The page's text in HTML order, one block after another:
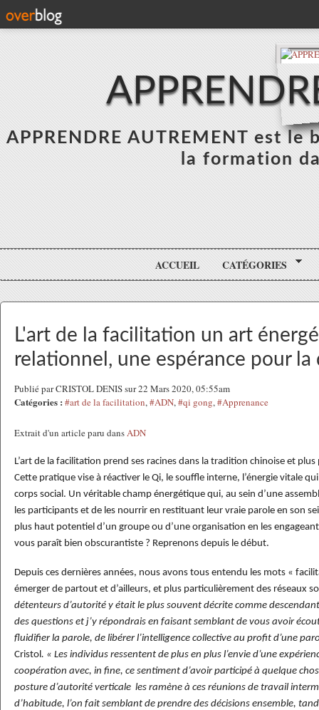
APPRENDRE AUTREMENT est
la formation
ACCUEIL CATÉGORIES
L'art de la facilitation un art
relationnel, une espérance pour la
Publié par CRISTOL DENIS sur 22 Mars 2020, 05:55am
Catégories : #art de la facilitation,#ADN,#qi gong,#Apprenance
Extrait d'un article paru dansADN
L’art de la facilitation prend ses racines dans la tradition chinoise et
Cette pratique vise à réactiver le Qi, le souffle interne, l’énergie vitale
corps social. Un véritable champ énergétique qui, au sein d’une
les participants et de les nourrir en restituant leur vraie parole en son
plus haut potentiel d’un groupe ou d’une organisation en les
vous paraît bien obscurantiste ? Reprenons depuis le début.
Depuis ces dernières années, nous avons tous entendu les mots «
émerger de partout et d’ailleurs, et plus particulièrement des réseaux
détenteurs d’autorité y était le plus souvent décrite comme
des questions et j’y répondrais en faisant semblant de vous avoir
fluidifier la parole, de libérer l’intelligence collective au profit d’une
Cristol. « Les individus ressentent de plus en plus l’envie d’une
coopération avec, in fine, ce sentiment d’avoir participé à quelque
posture d’autorité verticale les ramène à ces réunions de travail
d’habitude, l’on fait semblant de prendre des décisions ensemble,